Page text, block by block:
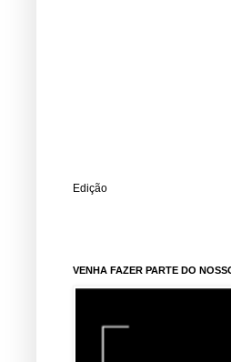
Edição
VENHA FAZER PARTE DO